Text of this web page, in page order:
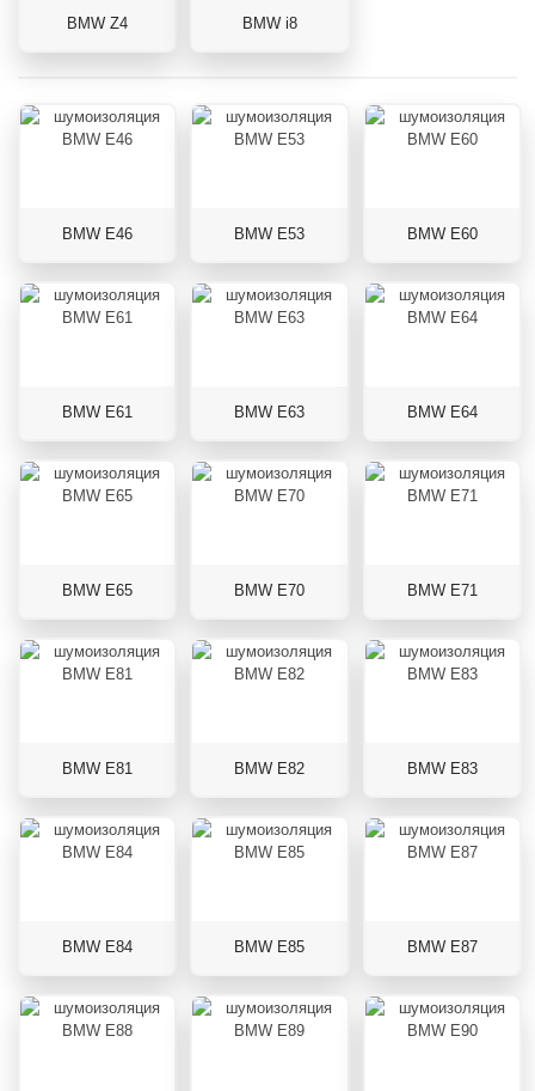
BMW Z4 BMW i8
BMW E46 BMW E53 BMW E60
BMW E61 BMW E63 BMW E64
BMW E65 BMW E70 BMW E71
BMW E81 BMW E82 BMW E83
BMW E84 BMW E85 BMW E87